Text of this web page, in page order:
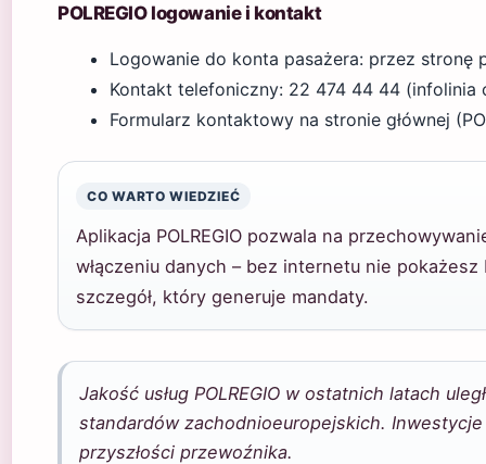
POLREGIO logowanie i kontakt
Logowanie do konta pasażera: przez stronę
Kontakt telefoniczny: 22 474 44 44 (infolinia
Formularz kontaktowy na stronie głównej
CO WARTO WIEDZIEĆ
Aplikacja POLREGIO pozwala na
włączeniu danych – bez internetu nie
szczegół, który generuje mandaty.
Jakość usług POLREGIO w ostatnich latach
standardów zachodnioeuropejskich.
przyszłości przewoźnika.